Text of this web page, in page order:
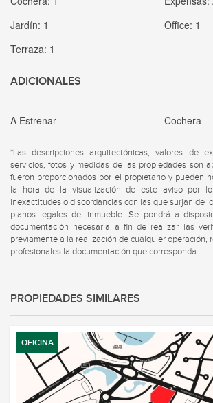
Jardín: 1 Office: 1
Terraza: 1
ADICIONALES
A Estrenar Cochera
*Las descripciones arquitectónicas, valores de
servicios, fotos y medidas de las propiedades son
fueron proporcionados por el propietario y pueden
la hora de la visualización de este aviso por
inexactitudes o discordancias con las que surjan de
planos legales del inmueble. Se pondrá a
documentación necesaria a fin de realizar las
previamente a la realización de cualquier operación,
profesionales la documentación que corresponda.
PROPIEDADES SIMILARES
OFICINA